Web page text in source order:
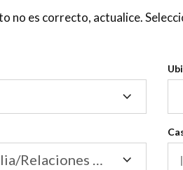
no es correcto, actualice.
Tribunal de Familia/Relaciones Domésticas